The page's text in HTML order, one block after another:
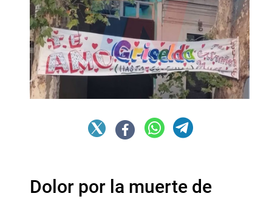
Dolor por la muerte de